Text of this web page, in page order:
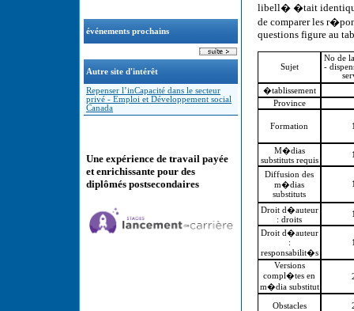
événements prochains
Autre site d'intérêt
Repenser l’inCapacité dans le secteur
privé - Emploi et Développement social
Canada
Une expérience de travail payée
et enrichissante pour des
diplômés postsecondaires
libell� �tait identique,
de comparer les
questions figure au
Sujet
No de
-
�tablissement
Province
Formation
M�dias
substituts requis
Diffusion des
m�dias
substituts
Droit d�auteur
: droits
Droit d�auteur
:
responsabilit�s
Versions
compl�tes en
m�dia substitut
Obstacles